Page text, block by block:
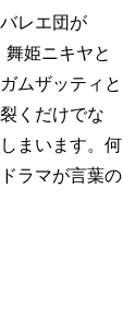
レエ団が
姫ニキヤと
ムザッティと
くだけでな
まいます。何
ラマが言葉の